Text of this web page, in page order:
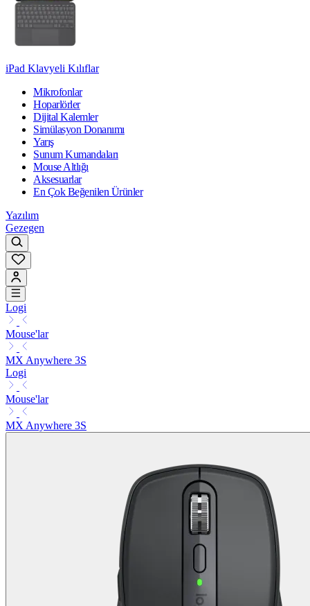
iPad Klavyeli Kılıflar
Mikrofonlar
Hoparlörler
Dijital Kalemler
Simülasyon Donanımı
Yarış
Sunum Kumandaları
Mouse Altlığı
Aksesuarlar
En Çok Beğenilen Ürünler
Yazılım
Gezegen
Logi
Mouse'lar
MX Anywhere 3S
Logi
Mouse'lar
MX Anywhere 3S